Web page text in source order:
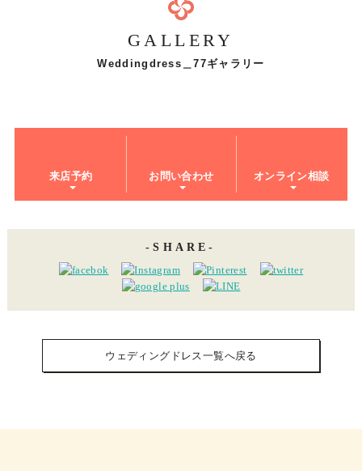
GALLERY
Weddingdress＿77ギャラリー
来店予約 お問い合わせ オンライン相談
SHARE
ウェディングドレス一覧へ戻る